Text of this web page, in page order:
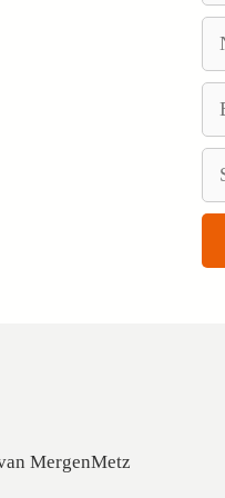
MergenMetz